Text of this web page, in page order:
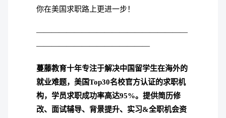
你在美国求职路上更进一步！
————————————————————
———————————————
蔓藤教育十年专注于解决中国留学生在海外的
就业难题，美国Top30名校官方认证的求职机
构，学员求职成功率高达95%。 提供简历修
改、面试辅导、背景提升、实习&全职机会资